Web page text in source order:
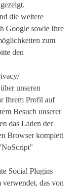
die weitere
Google sowie Ihre
zum
den
unseren
Ihrem Profil auf
Besuch unserer
das Laden der
Browser komplett
Social Plugins
verwendet, das von